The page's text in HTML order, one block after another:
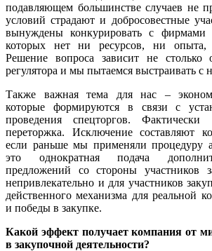
подавляющем большинстве случаев не
условий страдают и добросовестные
вынуждены конкурировать с фирмами
которых нет ни ресурсов, ни опыта,
Решение вопроса зависит не столько
регулятора и мы пытаемся выстраивать с
Также важная тема для нас –
которые формируются в связи с
проведения спецторгов.
переторжка. Исключение составляют
если раньше мы применяли процедуру
это однократная подача
предложений со стороны участников
непривлекательно и для участников
действенного механизма для реальной
и победы в закупке.
Какой эффект получает компания от
в закупочной деятельности?